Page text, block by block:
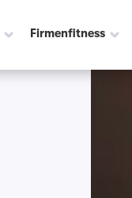
Firmenfitness